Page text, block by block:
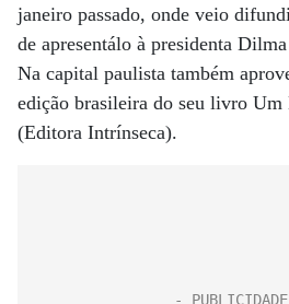
janeiro passado, onde veio
de apresentálo à presidenta
Na capital paulista também
edição brasileira do seu livro
(Editora Intrínseca).